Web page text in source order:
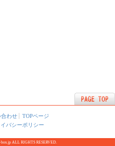
合わせ
TOPページ
バシーポリシー
ALL RIGHTS RESERVED.